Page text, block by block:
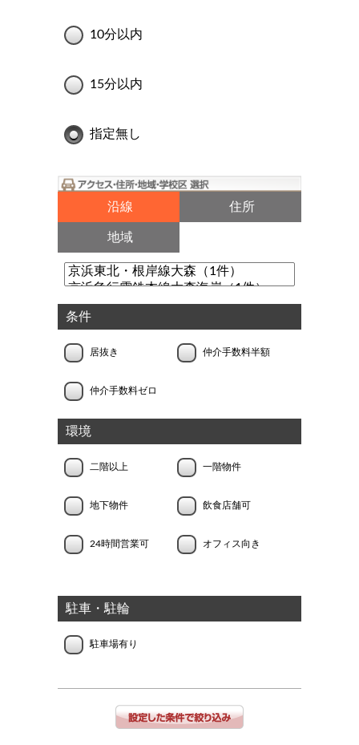
10分以内
15分以内
指定無し
沿線 住所
地域
条件
居抜き 仲介手数料半額
仲介手数料ゼロ
環境
二階以上 一階物件
地下物件 飲食店舗可
24時間営業可 オフィス向き
駐車・駐輪
駐車場有り